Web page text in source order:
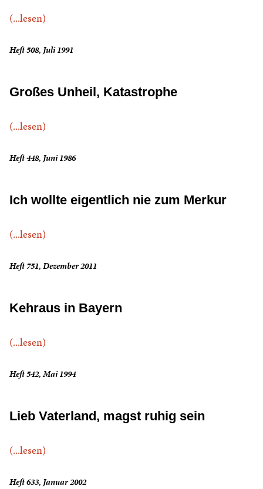
(...lesen)
Heft 508, Juli 1991
Großes Unheil, Katastrophe
(...lesen)
Heft 448, Juni 1986
Ich wollte eigentlich nie zum Merkur
(...lesen)
Heft 751, Dezember 2011
Kehraus in Bayern
(...lesen)
Heft 542, Mai 1994
Lieb Vaterland, magst ruhig sein
(...lesen)
Heft 633, Januar 2002